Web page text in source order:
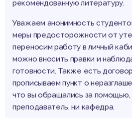
рекомендованную литературу.
Уважаем анонимность
меры предосторожности от
переносим работу в личный
можно вносить правки и
готовности. Также есть
прописываем пункт о
что вы обращались за помощью,
преподаватель, ни кафедра.